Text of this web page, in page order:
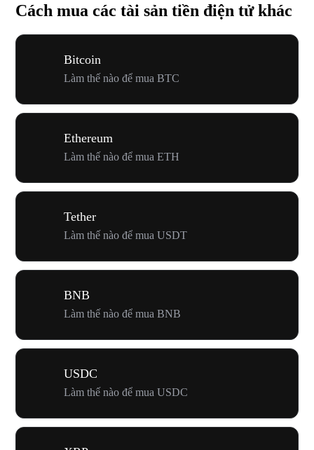
Cách mua các tài sản tiền điện tử khác
Bitcoin
Làm thế nào để mua BTC
Ethereum
Làm thế nào để mua ETH
Tether
Làm thế nào để mua USDT
BNB
Làm thế nào để mua BNB
USDC
Làm thế nào để mua USDC